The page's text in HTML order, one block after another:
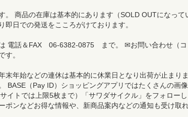
。 商品の在庫は基本的にあります（SOLD OUTになって
即日での発送をこころがけております。
電話＆FAX 06-6382-0875 まで。 ✉お問い合わせ（コ
す。
末年始などの連休は基本的に休業日となり出荷が止まりま
BASE（Pay ID）ショッピングアプリではたくさんの画像
イトでは上限5枚まで）「サワダサイクル」をフォローし
ポンなどお得な情報や、新商品案内などの通知も受け取